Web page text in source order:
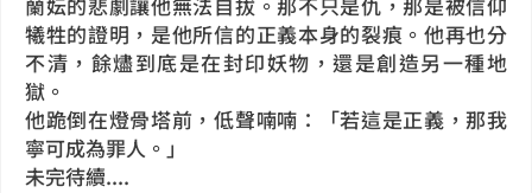
犧牲的證明，是他所信的正義本身的裂痕。他再也分
不清，餘燼到底是在封印妖物，還是創造另一種地
獄。
他跪倒在燈骨塔前，低聲喃喃：「若這是正義，那我
寧可成為罪人。」
未完待續....